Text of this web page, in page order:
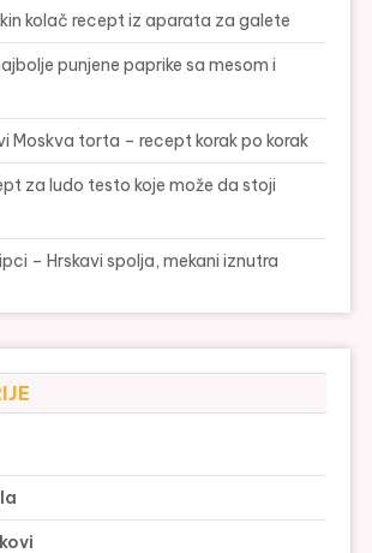
kolač recept iz aparata za galete
punjene paprike sa mesom i
Moskva torta – recept korak po korak
za ludo testo koje može da stoji
– Hrskavi spolja, mekani iznutra